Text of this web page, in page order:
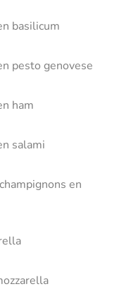
basilicum
pesto genovese
ham
salami
en